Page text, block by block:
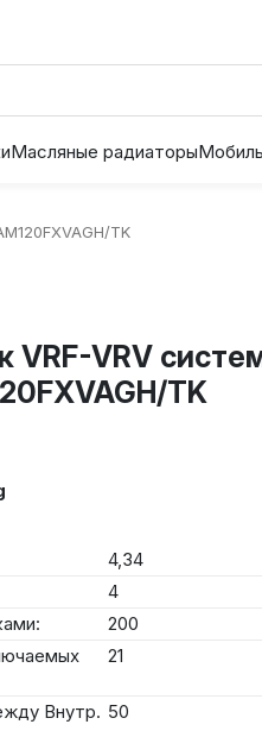
Масляные радиаторы
TK
VRF-VRV
TK
4,34
4
200
21
Внутр. 50